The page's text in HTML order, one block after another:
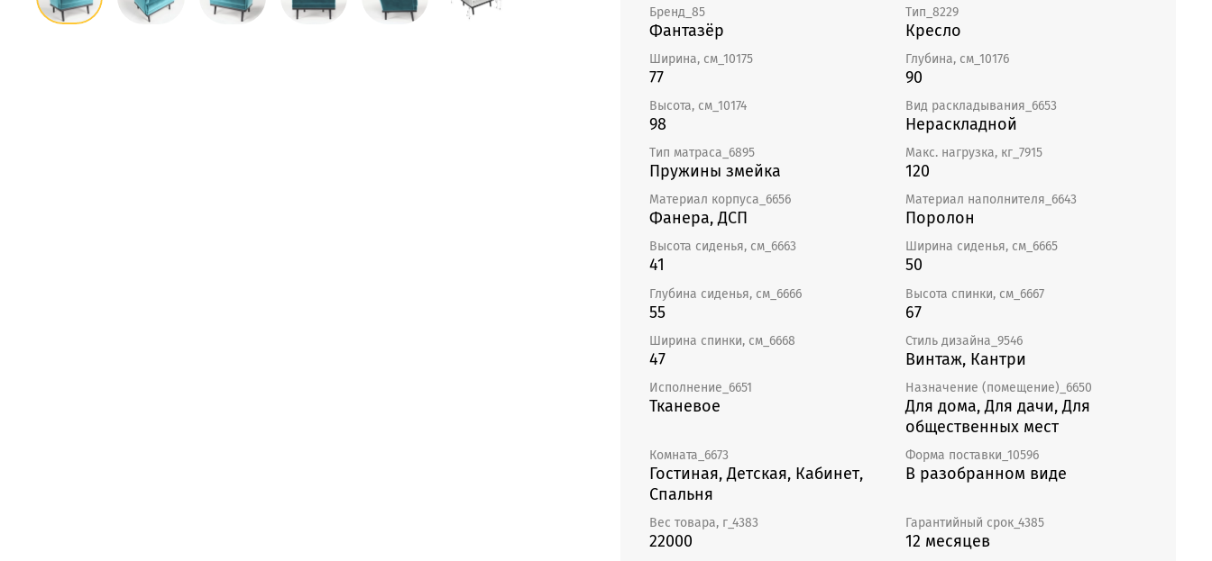
деловую офисную мебель, создаст уютную атмосферу и позволит комфортно
провести время вашим клиентам в зоне ожидания салона красоты, гостиницы,
кафе. Компактные размеры позволяют поместить кресло даже в небольшом
пространстве. Используйте его как кресло в прихожую, в гостиную, кухонное или
детское кресло, парикмахерское, педикюрное. Кресла для дома придадут
изысканности интерьеру, дополнят обеденную зону кухни, зону отдыха на веранде
или лоджии. Кресло станет любимым местом для чтения книг и чаепития.
Бренд_85
Фантазёр
Тип_8229
Кресло
Ширина, см_10175
77
Глубина, см_10176
90
Высота, см_10174
98
Вид раскладывания_6653
Нераскладной
Тип матраса_6895
Пружины змейка
Макс. нагрузка, кг_7915
120
Материал корпуса_6656
Фанера, ДСП
Материал наполнителя_6643
Поролон
Высота сиденья, см_6663
41
Ширина сиденья, см_6665
50
Глубина сиденья, см_6666
55
Высота спинки, см_6667
67
Ширина спинки, см_6668
47
Стиль дизайна_9546
Винтаж, Кантри
Исполнение_6651
Тканевое
Назначение (помещение)_6650
Для дома, Для дачи, Для
общественных мест
Комната_6673
Гостиная, Детская, Кабинет,
Спальня
Форма поставки_10596
В разобранном виде
Вес товара, г_4383
22000
Гарантийный срок_4385
12 месяцев